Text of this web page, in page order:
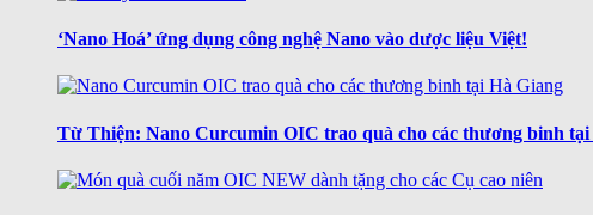
‘Nano Hoá’ ứng dụng công nghệ Nano vào dược liệu Việt!
Từ Thiện: Nano Curcumin OIC trao quà cho các thương binh tại